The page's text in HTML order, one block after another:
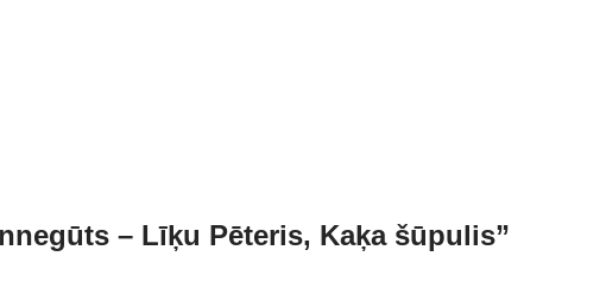
– Līķu Pēteris, Kaķa šūpulis”